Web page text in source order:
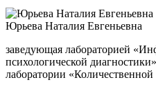
Юрьева Наталия Евгеньевна
заведующая лабораторией
психологической
лаборатории